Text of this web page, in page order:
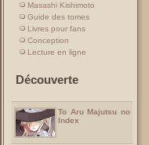
Masashi Kishimoto
Guide des tomes
Livres pour fans
Conception
Lecture en ligne
Découverte
To Aru Majutsu no
Index